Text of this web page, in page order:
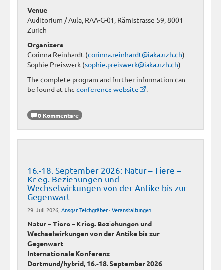
Venue
Auditorium / Aula, RAA-G-01, Rämistrasse 59, 8001
Zurich
Organizers
Corinna Reinhardt (corinna.reinhardt@iaka.uzh.ch)
Sophie Preiswerk (sophie.preiswerk@iaka.uzh.ch)
The complete program and further information can
be found at the conference website .
0 Kommentare
16.-18. September 2026: Natur – Tiere –
Krieg. Beziehungen und
Wechselwirkungen von der Antike bis zur
Gegenwart
29. Juli 2026, Ansgar Teichgräber-Veranstaltungen
Natur – Tiere – Krieg. Beziehungen und
Wechselwirkungen von der Antike bis zur
Gegenwart
Internationale Konferenz
Dortmund/hybrid, 16.-18. September 2026